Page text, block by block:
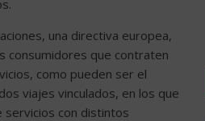
una directiva europea,
consumidores que contraten
como pueden ser el
viajes vinculados, en los que
servicios con distintos